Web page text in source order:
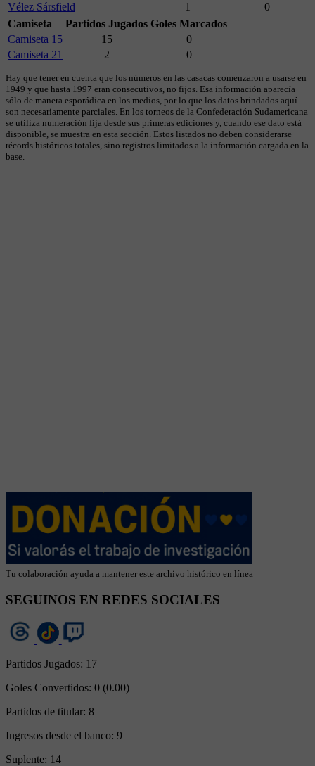
Vélez Sársfield
1
0
Camiseta
Partidos Jugados Goles Marcados
Camiseta 15
15
0
Camiseta 21
2 0
Hay que tener en cuenta que los números en las casacas comenzaron a usarse en
1949 y que hasta 1997 eran consecutivos, no fijos. Esa información aparecía
sólo de manera esporádica en los medios, por lo que los datos brindados aquí
son necesariamente parciales. En los torneos de la Confederación Sudamericana
se utiliza numeración fija desde sus primeras ediciones y, cuando ese dato está
disponible, se muestra en esta sección. Estos listados no deben considerarse
récords históricos totales, sino registros limitados a la información cargada en la
base.
Tu colaboración ayuda a mantener este archivo histórico en línea
SEGUINOS EN REDES SOCIALES
Partidos Jugados: 17
Goles Convertidos: 0 (0.00)
Partidos de titular: 8
Ingresos desde el banco: 9
Suplente: 14